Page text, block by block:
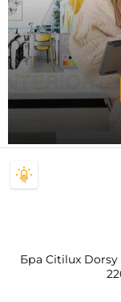
чтения
С USB-
портом
полкой
С
USB
цветовой
яркости
Цоколь
GX53
Бра Citilux Dorsy